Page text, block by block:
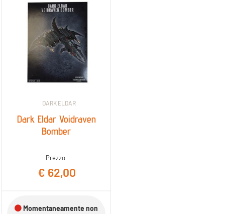
DARK ELDAR
Dark Eldar Voidraven
Bomber
Prezzo
€ 62,00
Momentaneamente non